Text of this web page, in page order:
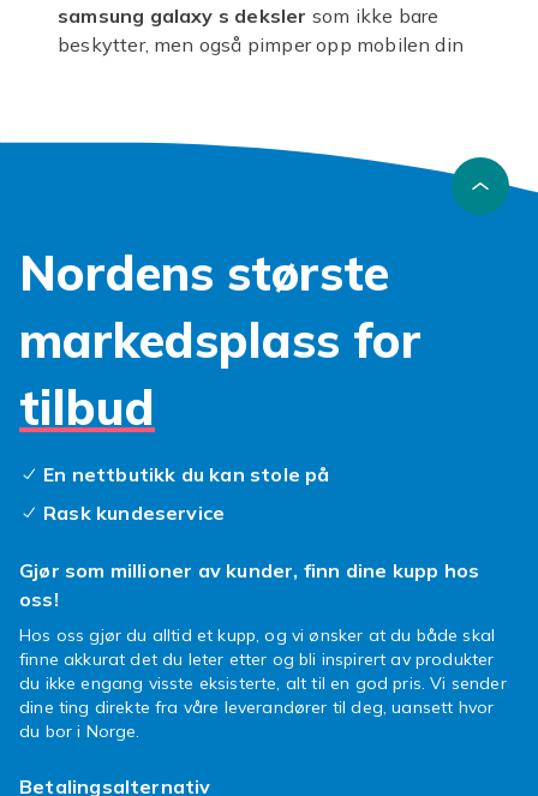
samsung galaxy s deksler som ikke bare
beskytter, men også pimper opp mobilen din
samsung dekslerkommer i alle mulige farger,
fasonger og materialer. Enten du foretrekker et
gjennomsiktig skall som viser frem telefonens
originale design, har vi noe for enhver smak.
uønskede skraper og støt fra hverdagens små
Et nytt deksel er den enkleste måten å gi din
smarttelefon et personlig preg. Våre
dekslerer designet for å passe perfekt, med
ladeport, slik at du aldri trenger å fjerne det for
mønstre, elegante ensfarger eller praktiske
enklere. Gi din telefon den oppmerksomheten
den fortjener og hold den trygg!
Oppdag vårt store utvalg avdeksler og finn
det perfekte match for din mobil. Det er på
Nordens største
markedsplass for
tilbud
En nettbutikk du kan stole på
Rask kundeservice
Gjør som millioner av kunder, finn dine kupp hos
oss!
Hos oss gjør du alltid et kupp, og vi ønsker at du både skal
finne akkurat det du leter etter og bli inspirert av produkter
du ikke engang visste eksisterte, alt til en god pris. Vi sender
dine ting direkte fra våre leverandører til deg, uansett hvor
du bor i Norge.
Betalingsalternativ